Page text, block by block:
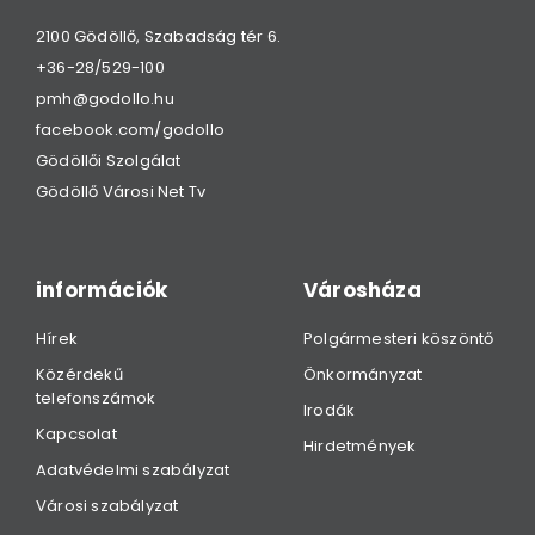
2100 Gödöllő, Szabadság tér 6.
+36-28/529-100
pmh@godollo.hu
facebook.com/godollo
Gödöllői Szolgálat
Gödöllő Városi Net Tv
információk
Hírek
Közérdekű
telefonszámok
Kapcsolat
Adatvédelmi szabályzat
Városi szabályzat
Városháza
Polgármesteri köszöntő
Önkormányzat
Irodák
Hirdetmények